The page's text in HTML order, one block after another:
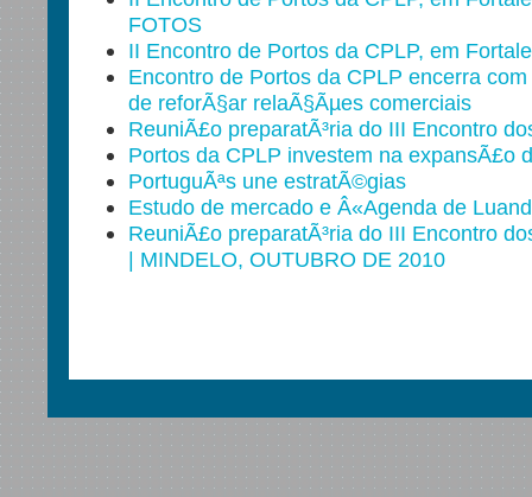
FOTOS
II Encontro de Portos da CPLP, em
Encontro de Portos da CPLP encerra
de reforÃ§ar relaÃ§Ãµes comerciais
ReuniÃ£o preparatÃ³ria do III Encontro
Portos da CPLP investem na expansÃ£o
PortuguÃªs une estratÃ©gias
Estudo de mercado e Â«Agenda de
ReuniÃ£o preparatÃ³ria do III Encontro
| MINDELO, OUTUBRO DE 2010